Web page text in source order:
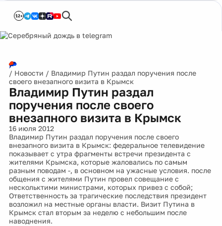
12+
/ Новости / Владимир Путин раздал поручения после
своего внезапного визита в Крымск
Владимир Путин раздал
поручения после своего
внезапного визита в Крымск
16 июля 2012
Владимир Путин раздал поручения после своего
внезапного визита в Крымск: федеральное телевидение
показывает с утра фрагменты встречи президента с
жителями Крымска, которые жаловались по самым
разным поводам -, в основном на ужасные условия. после
общения с жителями Путин провел совещание с
нескольктими министрами, которых привез с собой;
Ответственность за трагические последствия президент
возложил на местные органы власти. Визит Путина в
Крымск стал вторым за неделю с небольшим после
наводнения.